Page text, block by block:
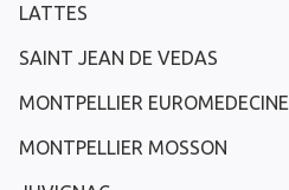
LATTES
SAINT JEAN DE VEDAS
MONTPELLIER EUROMEDECINE
MONTPELLIER MOSSON